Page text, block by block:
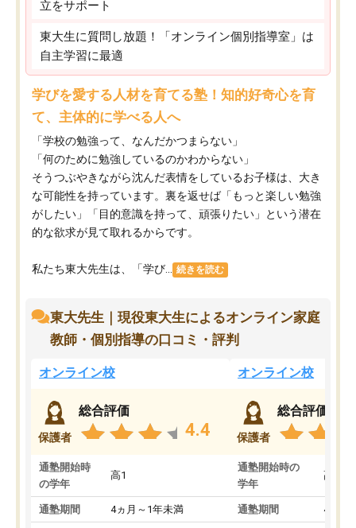
立をサポート
東大生に質問し放題！「オンライン個別指導室」は
自主学習に最適
学びを愛する人材を育てる塾！知的好奇心を育
て、主体的に学べる人へ
「学校の勉強って、なんだかつまらない」
「何のために勉強しているのかわからない」
そうつぶやきながら沈んだ表情をしているお子様は、大き
な可能性を持っています。裏を返せば「もっと楽しい勉強
がしたい」「目的意識を持って、頑張りたい」という潜在
的な欲求が見て取れるからです。
私たち東大先生は、「学び... 続きを読む
東大先生｜現役東大生によるオンライン家庭
教師・個別指導の口コミ・評判
オンライン校
保護者
総合評価
4.4
通塾開始時
の学年
高1
通塾期間 4ヵ月～1年未満
オンライン校
保護者
総合評価
通塾開始時の
学年
高3
通塾期間 4ヵ月